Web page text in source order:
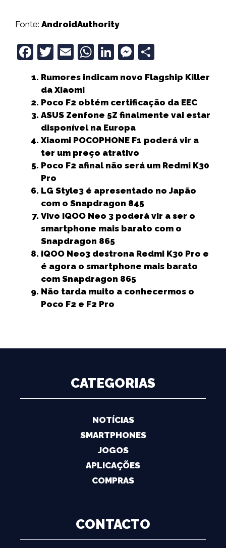
Fonte: AndroidAuthority
F
c
e
b
o
o
k
T
it
t
e
r
E
ai
l
W
a
ts
A
p
p
Li
k
e
dI
n
M
ss
e
n
g
e
r
a
r
e
Rumores indicam novo Flagship Killer
da Xiaomi
Poco F2 obtém certificação da EEC
ASUS Zenfone 5Z finalmente vai estar
disponível na Europa
Xiaomi POCOPHONE F1 poderá vir a
ter um preço atrativo
Poco F2 afinal não será um Redmi K30
Pro
LG Style3 é apresentado no Japão
com o Snapdragon 845
Vivo iQOO Neo 3 poderá vir a ser o
smartphone mais barato com o
Snapdragon 865
iQOO Neo3 destrona Redmi K30 Pro e
é agora o smartphone mais barato
com Snapdragon 865
Não tarda muito a conhecermos o
Poco F2 e F2 Pro
CATEGORIAS
NOTÍCIAS
SMARTPHONES
JOGOS
APLICAÇÕES
COMPRAS
CONTACTO